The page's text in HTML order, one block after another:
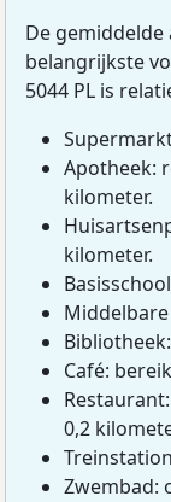
De
belangrijkste
5044 PL is
Apotheek:
kilometer.
kilometer.
Café:
0,2
Zwembad: